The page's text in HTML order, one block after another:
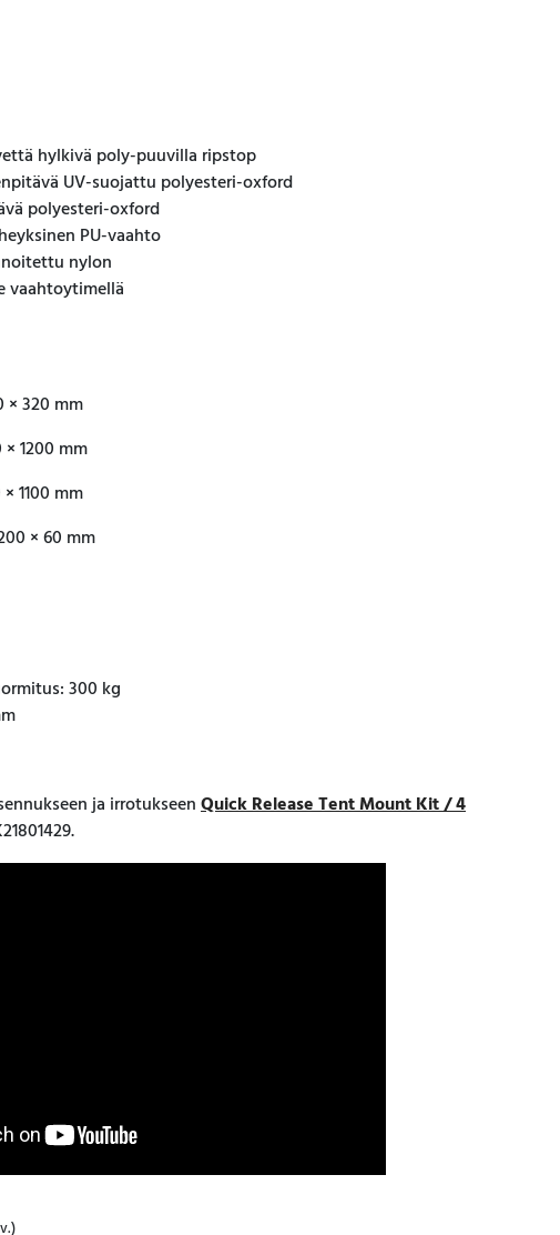
hylkivä poly-puuvilla ripstop
UV-suojattu polyesteri-oxford
polyesteri-oxford
PU-vaahto
nylon
vaahtoytimellä
× 320 mm
1200 mm
1100 mm
× 60 mm
300 kg
ja irrotukseenQuick Release Tent Mount Kit / 4